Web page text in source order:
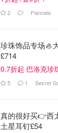
2 Flannels
珍珠饰品专场🦪
£714
0.7折起 巴洛克珍
5 1 Secret
真的很好买👉西
土星耳钉£54